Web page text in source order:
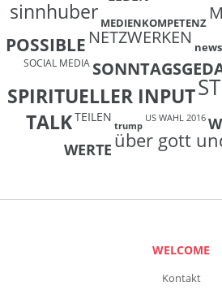
sinnhuber MEDIENKOMPETENZ
POSSIBLE NETZWERKEN news
SOCIAL MEDIA
SPIRITUELLER INPUT
TALKTEILEN
trump
US WAHL 2016
WERTE über gott
WELCOME
Kontakt